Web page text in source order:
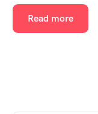
Read more